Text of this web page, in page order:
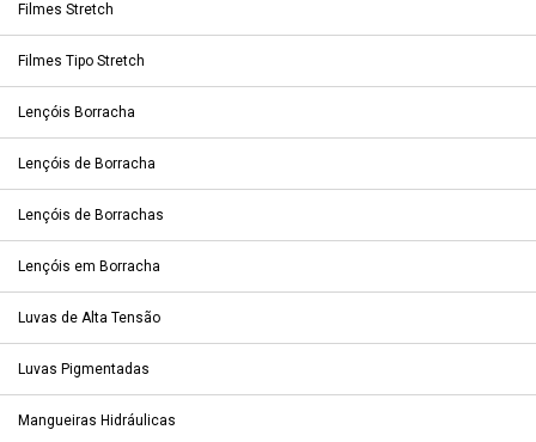
Filmes Stretch
Filmes Tipo Stretch
Lençóis Borracha
Lençóis de Borracha
Lençóis de Borrachas
Lençóis em Borracha
Luvas de Alta Tensão
Luvas Pigmentadas
Mangueiras Hidráulicas